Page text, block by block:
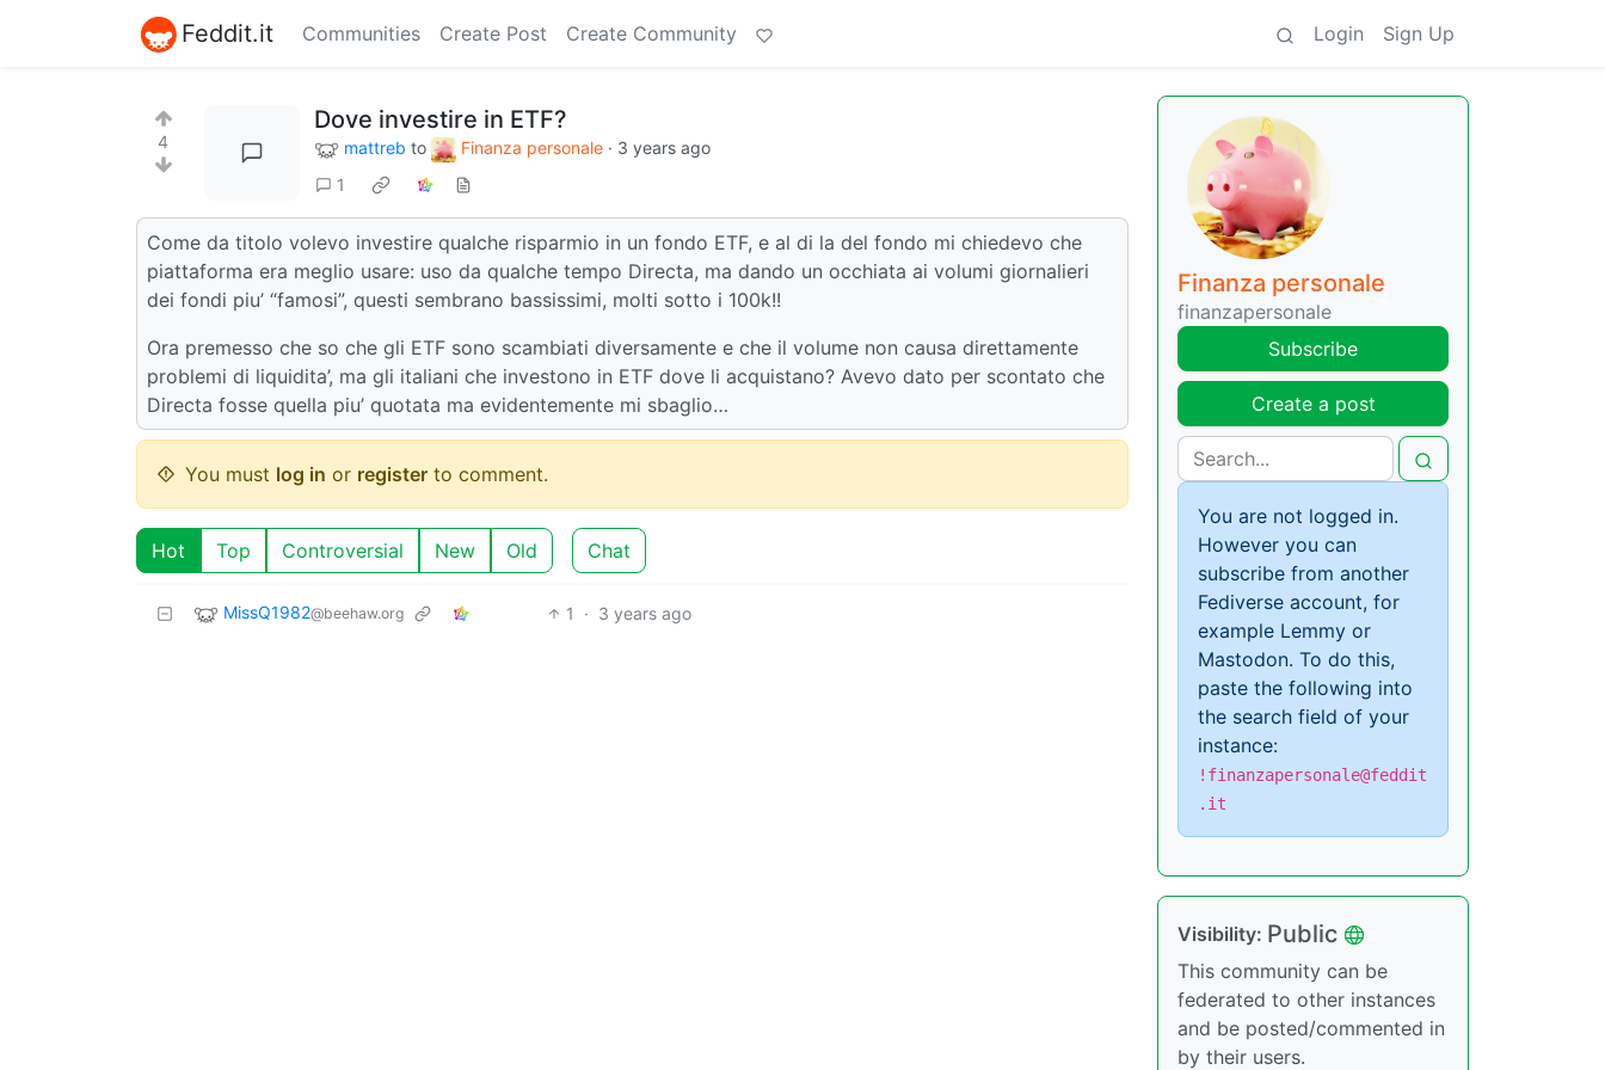
Feddit.it Communities Create Post Create Community Login Sign Up
4
Dove investire in ETF?
mattreb to Finanza personale · 3 years ago
1
Come da titolo volevo investire qualche risparmio in un fondo ETF, e al di la del fondo mi chiedevo che
piattaforma era meglio usare: uso da qualche tempo Directa, ma dando un occhiata ai volumi giornalieri
dei fondi piu’ “famosi”, questi sembrano bassissimi, molti sotto i 100k!!
Ora premesso che so che gli ETF sono scambiati diversamente e che il volume non causa direttamente
problemi di liquidita’, ma gli italiani che investono in ETF dove li acquistano? Avevo dato per scontato che
Directa fosse quella piu’ quotata ma evidentemente mi sbaglio…
You must log in or register to comment.
Hot Top Controversial New Old Chat
MissQ1982@beehaw.org 1 · 3 years ago
Finanza personale
finanzapersonale
Subscribe
Create a post
You are not logged in.
However you can
subscribe from another
Fediverse account, for
example Lemmy or
Mastodon. To do this,
paste the following into
the search field of your
instance:
!finanzapersonale@feddit
.it
Visibility: Public
This community can be
federated to other instances
and be posted/commented in
by their users.